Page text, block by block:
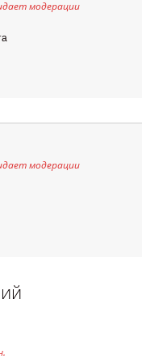
модерации
модерации